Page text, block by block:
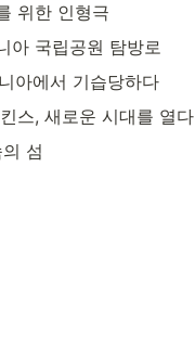
위한 인형극
아 국립공원 탐방로
아에서 기습당하다
스, 새로운 시대를 열다
섬